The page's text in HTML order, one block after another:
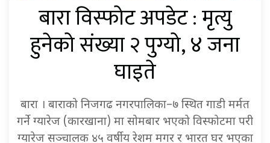
बारा विस्फोट अपडेट : मृत्यु
हुनेको संख्या २ पुग्यो, ४ जना
घाइते
बारा । बाराको निजगढ नगरपालिका–७ स्थित गाडी मर्मत
गर्ने ग्यारेज (कारखाना) मा सोमबार भएको विस्फोटमा परी
ग्यारेज सञ्चालक ४५ वर्षीय रेशम मगर र भारत घर भएका